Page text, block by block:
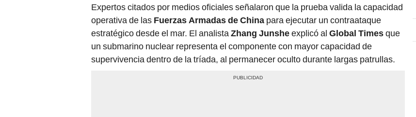
Expertos citados por medios oficiales señalaron que la prueba valida la capacidad
operativa de las Fuerzas Armadas de China para ejecutar un contraataque
estratégico desde el mar. El analista Zhang Junsheexplicó al Global Timesque
un submarino nuclear representa el componente con mayor capacidad de
supervivencia dentro de la tríada, al permanecer oculto durante largas patrullas.